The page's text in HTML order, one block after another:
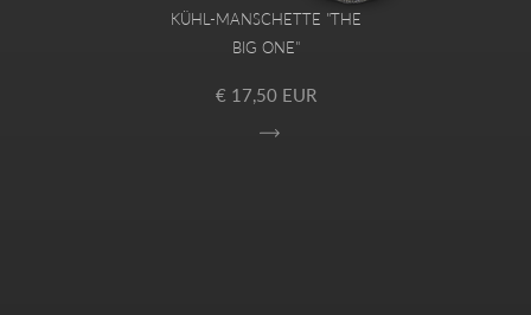
KÜHL-MANSCHETTE "THE
BIG ONE"
€ 17,50 EUR